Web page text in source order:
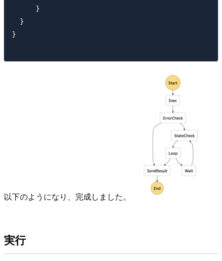
      }
  }
}
以下のようになり、完成しました。
実行